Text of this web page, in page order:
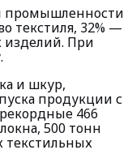
промышленности
текстиля, 32% —
изделий. При
и шкур,
продукции с
466
500 тонн
текстильных